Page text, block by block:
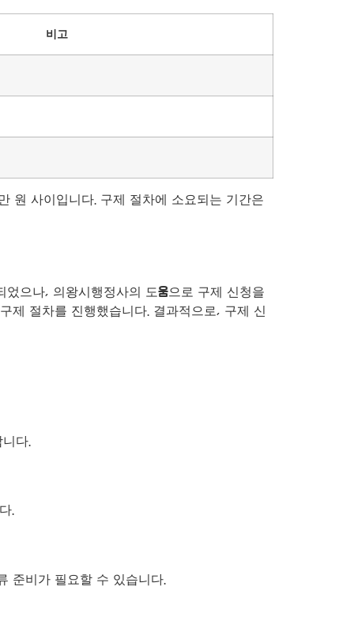
비고
원 사이입니다. 구제 절차에 소요되는 기간은
으나, 의왕시행정사의 도움으로 구제 신청을
제 절차를 진행했습니다. 결과적으로, 구제 신
다.
.
준비가 필요할 수 있습니다.